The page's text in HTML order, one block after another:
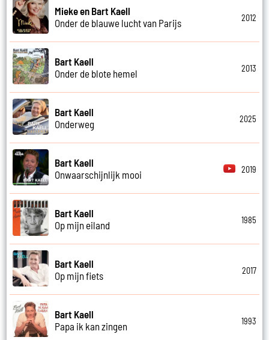
Mieke en Bart Kaell
Onder de blauwe lucht van Parijs
2012
Bart Kaell
Onder de blote hemel
2013
Bart Kaell
Onderweg
2025
Bart Kaell
Onwaarschijnlijk mooi
2019
Bart Kaell
Op mijn eiland
1985
Bart Kaell
Op mijn fiets
2017
Bart Kaell
Papa ik kan zingen
1993